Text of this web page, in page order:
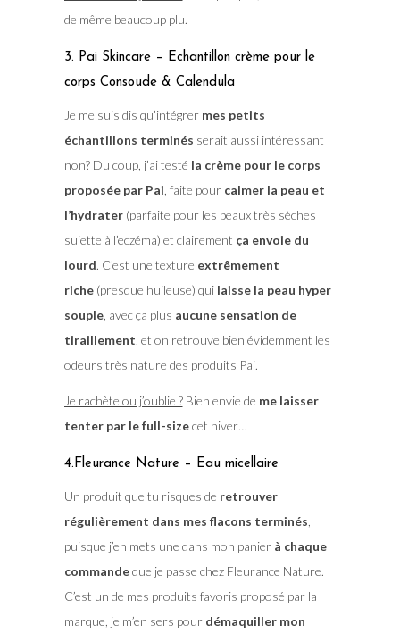
de même beaucoup plu.
3. Pai Skincare – Echantillon crème pour le
corps Consoude & Calendula
Je me suis dis qu’intégrer mes petits
échantillons terminés serait aussi intéressant
non? Du coup, j’ai testé la crème pour le corps
proposée par Pai , faite pour calmer la peau et
l’hydrater(parfaite pour les peaux très sèches
sujette à l’eczéma) et clairement ça envoie du
lourd. C’est une texture extrêmement
riche(presque huileuse) qui laisse la peau hyper
souple, avec ça plus aucune sensation de
tiraillement , et on retrouve bien évidemment les
odeurs très nature des produits Pai.
Je rachète ou j’oublie ?Bien envie de me laisser
tenter par le full-sizecet hiver…
4.Fleurance Nature – Eau micellaire
Un produit que tu risques de retrouver
régulièrement dans mes flacons terminés
puisque j’en mets une dans mon panier à chaque
commandeque je passe chez Fleurance Nature.
C’est un de mes produits favoris proposé par la
marque, je m’en sers pour démaquiller mon